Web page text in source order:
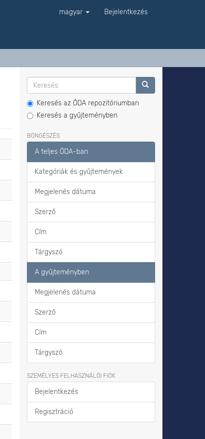
magyar Bejelentkezés
Keresés az ÓDA repozitóriumban
Keresés a gyűjteményben
BÖNGÉSZÉS
A teljes ÓDA-ban
Kategóriák és gyűjtemények
Megjelenés dátuma
Szerző
Cím
Tárgyszó
A gyűjteményben
Megjelenés dátuma
Szerző
Cím
Tárgyszó
SZEMÉLYES FELHASZNÁLÓI FIÓK
Bejelentkezés
Regisztráció